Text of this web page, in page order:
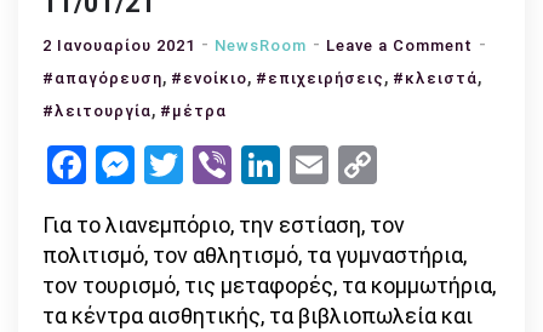
2 Ιανουαρίου 2021 NewsRoom Leave a Comment on
«Όχι»
μέχρι
#απαγόρευση, #ενοίκιο, #επιχειρήσεις , #κλειστά,
#λειτουργία, #μέτρα
Facebook
Messenger
Twitter
ViberLinkedIn
Email
Για το λιανεμπόριο, την εστίαση, τον
πολιτισμό, τον αθλητισμό, τα γυμναστήρια,
τον τουρισμό, τις μεταφορές, τα κομμωτήρια,
τα κέντρα αισθητικής, τα βιβλιοπωλεία και